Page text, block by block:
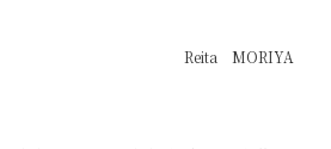
Reita MORIYA